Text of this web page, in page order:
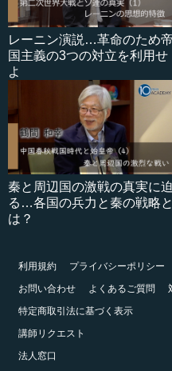
レーニン演説…革命のため帝
国主義の3つの対立を利用せ
よ
秦と周辺国の激戦の真実に迫
る…各国の兵力と秦の戦略と
は？
利用規約
プライバシーポリシー
お問い合わせ
よくあるご質問
特定商取引法に基づく表示
講師リクエスト
法人窓口